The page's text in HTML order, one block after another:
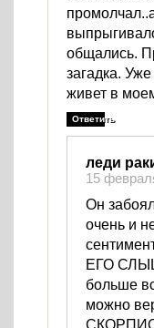
общались.
загадка.
живет в
Ответить
леди
15
Он
очень и
ЕГО
больше
можно